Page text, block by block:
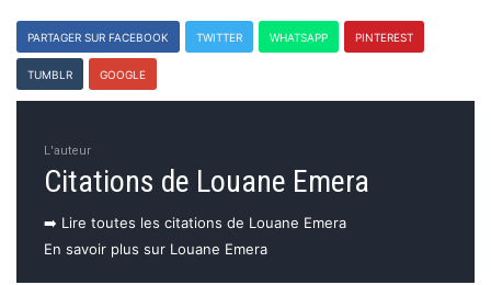
PARTAGER SUR FACEBOOK TWITTER WHATSAPP PINTEREST
TUMBLR GOOGLE
L'auteur
Citations de Louane Emera
➡️ Lire toutes les citations de Louane Emera
En savoir plus sur Louane Emera